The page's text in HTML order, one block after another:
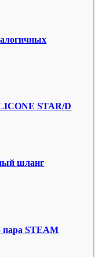
STAR/D
шланг
пара STEAM